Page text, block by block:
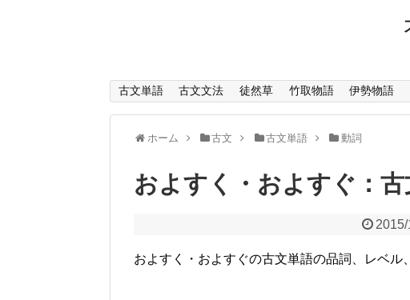
古文単語 古文文法 徒然草 竹取物語 伊勢物語
ホーム 古文 古文単語 動詞
およすく・およすぐ：
およすく・およすぐの古文単語の品詞、レベル